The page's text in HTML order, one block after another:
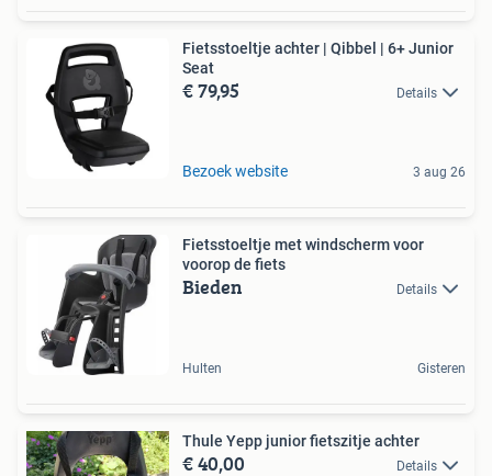
Fietsstoeltje achter | Qibbel | 6+ Junior
Seat
€ 79,95 Details
Bezoek website 3 aug 26
Fietsstoeltje met windscherm voor
voorop de fiets
Bieden Details
Hulten Gisteren
Thule Yepp junior fietszitje achter
€ 40,00 Details